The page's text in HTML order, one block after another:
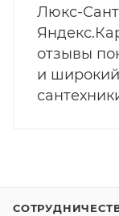
Люкс-
отзывы
и